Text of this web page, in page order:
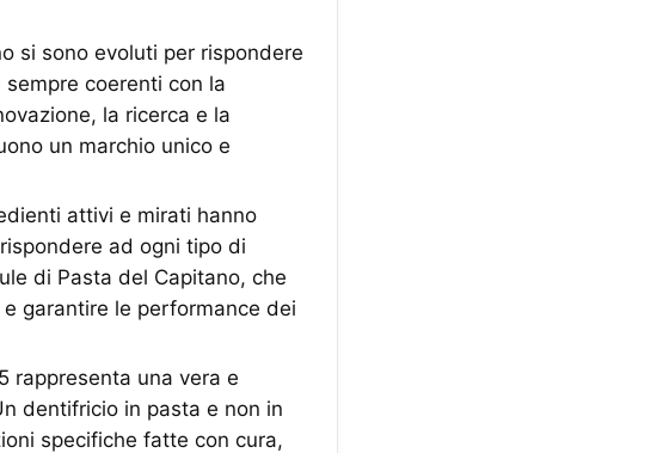
si sono evoluti per rispondere
coerenti con la
la ricerca e la
un marchio unico e
attivi e mirati hanno
ad ogni tipo di
di Pasta del Capitano, che
garantire le performance dei
rappresenta una vera e
dentifricio in pasta e non in
specifiche fatte con cura,